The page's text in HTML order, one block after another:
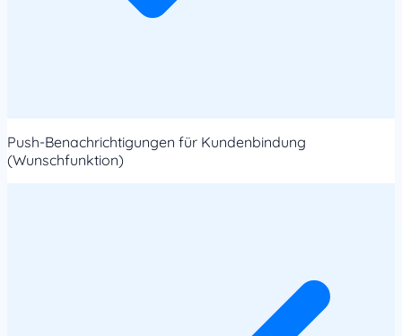
Push-Benachrichtigungen für Kundenbindung
(Wunschfunktion)